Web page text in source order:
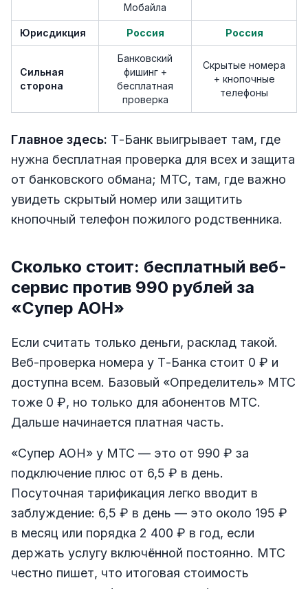
Мобайла
Юрисдикция Россия Россия
Сильная
сторона
Банковский
фишинг +
бесплатная
проверка
Скрытые номера
+ кнопочные
телефоны
Главное здесь: Т-Банк выигрывает там, где
нужна бесплатная проверка для всех и защита
от банковского обмана; МТС, там, где важно
увидеть скрытый номер или защитить
кнопочный телефон пожилого родственника.
Сколько стоит: бесплатный веб-
сервис против 990 рублей за
«Супер АОН»
Если считать только деньги, расклад такой.
Веб-проверка номера у Т-Банка стоит 0 ₽ и
доступна всем. Базовый «Определитель» МТС
тоже 0 ₽, но только для абонентов МТС.
Дальше начинается платная часть.
«Супер АОН» у МТС — это от 990 ₽ за
подключение плюс от 6,5 ₽ в день.
Посуточная тарификация легко вводит в
заблуждение: 6,5 ₽ в день — это около 195 ₽
в месяц или порядка 2 400 ₽ в год, если
держать услугу включённой постоянно. МТС
честно пишет, что итоговая стоимость